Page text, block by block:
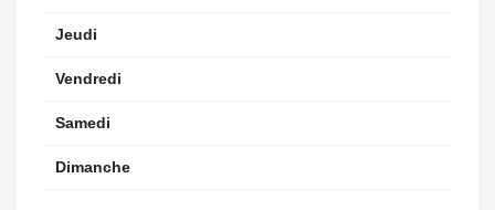
Jeudi
Vendredi
Samedi
Dimanche